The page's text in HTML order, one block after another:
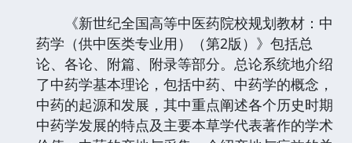
《新世纪全国高等中医药院校规划教材：中
药学（供中医类专业用）（第2版）》包括总
论、各论、附篇、附录等部分。总论系统地介绍
了中药学基本理论，包括中药、中药学的概念，
中药的起源和发展，其中重点阐述各个历史时期
中药学发展的特点及主要本草学代表著作的学术